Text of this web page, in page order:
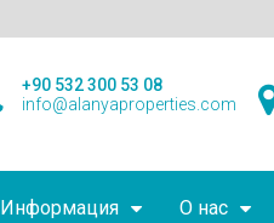
+90 532 300 53 08
info@alanyaproperties.com
Информация О нас